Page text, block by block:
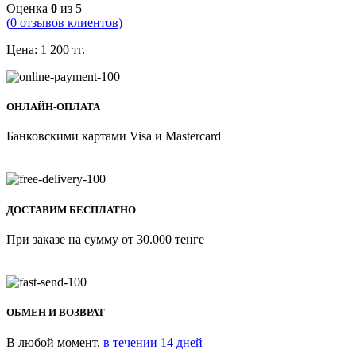
Оценка 0 из 5
(0 отзывов клиентов)
Цена: 1 200 тг.
ОНЛАЙН-ОПЛАТА
Банковскими картами Visa и Mastercard
ДОСТАВИМ БЕСПЛАТНО
При заказе на сумму от 30.000 тенге
ОБМЕН И ВОЗВРАТ
В любой момент, в течении 14 дней